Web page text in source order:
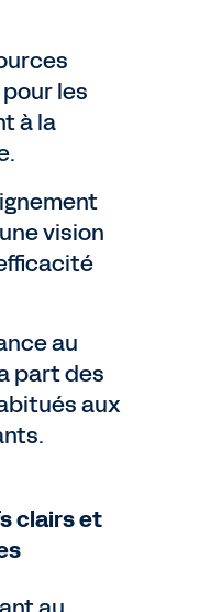
les
à la
vision
au
part des
aux
clairs et